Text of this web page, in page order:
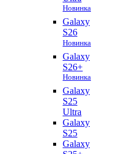
Новинка
Galaxy
S26
Новинка
Galaxy
S26+
Новинка
Galaxy
S25
Ultra
Galaxy
S25
Galaxy